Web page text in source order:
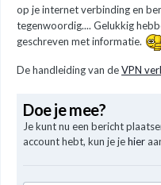
op je internet verbinding en
tegenwoordig.... Gelukkig
geschreven met informatie.
De handleiding van deVPN
Doe je mee?
Je kunt nu een bericht
account hebt, kun je jehier